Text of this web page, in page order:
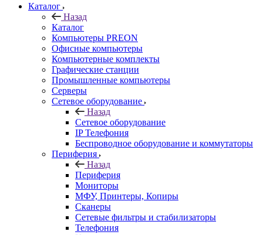
Каталог
Назад
Каталог
Компьютеры PREON
Офисные компьютеры
Компьютерные комплекты
Графические станции
Промышленные компьютеры
Серверы
Сетевое оборудование
Назад
Сетевое оборудование
IP Телефония
Беспроводное оборудование и коммутаторы
Периферия
Назад
Периферия
Мониторы
МФУ, Принтеры, Копиры
Сканеры
Сетевые фильтры и стабилизаторы
Телефония